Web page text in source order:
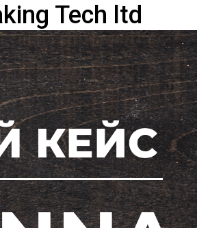
Tech ltd